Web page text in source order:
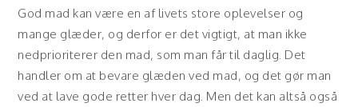
God mad kan være en af livets store oplevelser og
mange glæder, og derfor er det vigtigt, at man ikke
nedprioriterer den mad, som man får til daglig. Det
handler om at bevare glæden ved mad, og det gør man
ved at lave gode retter hver dag. Men det kan altså også